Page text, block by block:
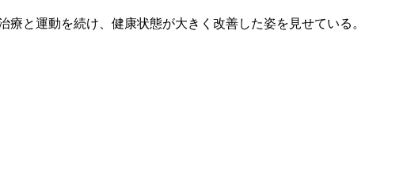
療と運動を続け、健康状態が大きく改善した姿を見せている。